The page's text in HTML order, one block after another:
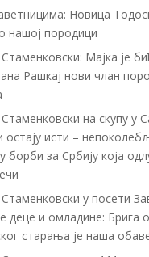
Новица
нашој породици
Мајка је
Рашкај нови члан
на скупу у
остају исти –
борби за Србију која
у посети
деце и омладине: Брига
старања је наша